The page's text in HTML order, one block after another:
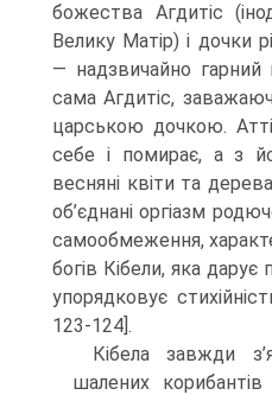
божества Агдитіс
Велику Матір) і дочки
— надзвичайно гарний
сама Агдитіс,
царською дочкою.
себе і помирає, а з
весняні квіти та
об’єд­нані оргіазм
самообмеження,
богів Кібели, яка дарує
упорядковує
123-124].
Кібела завжди
шалених